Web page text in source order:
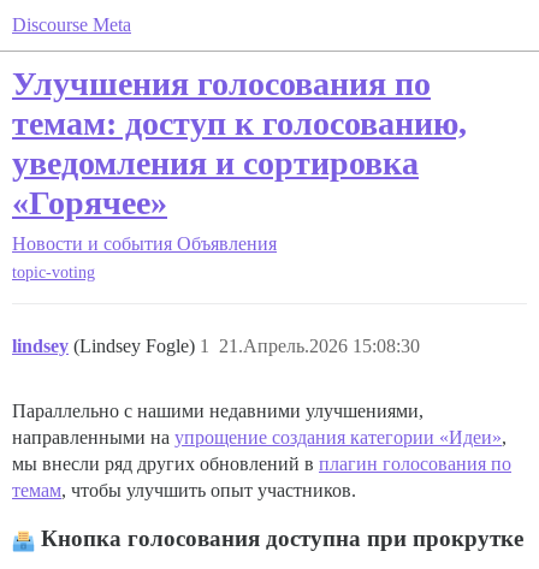
Discourse Meta
Улучшения голосования по
темам: доступ к голосованию,
уведомления и сортировка
«Горячее»
Новости и события Объявления
topic-voting
lindsey (Lindsey Fogle) 21.Апрель.2026 15:08:30
1
Параллельно с нашими недавними улучшениями,
направленными на упрощение создания категории «Идеи»,
мы внесли ряд других обновлений в плагин голосования по
темам, чтобы улучшить опыт участников.
Кнопка голосования доступна при прокрутке